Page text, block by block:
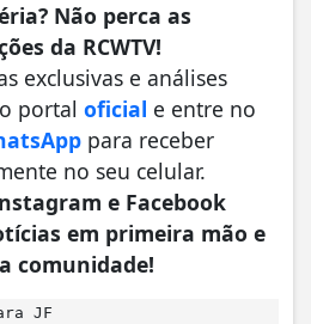
Não perca as
da RCWTV!
exclusivas e análises
portal oficial e entre no
para receber
no seu celular.
e Facebook
em primeira mão e
comunidade!
JF